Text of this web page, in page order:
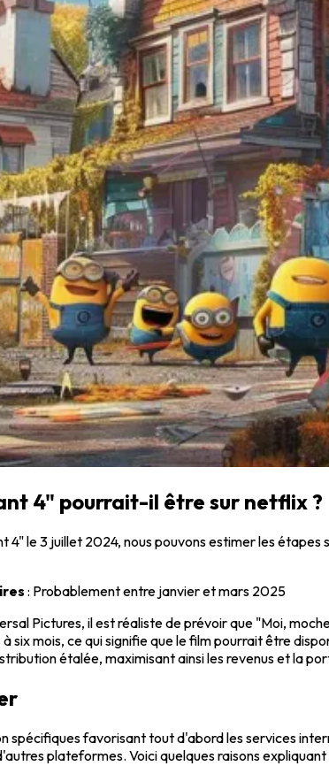
4" pourrait-il être sur netflix ?
4" le 3 juillet 2024, nous pouvons estimer les étapes
: Probablement entre janvier et mars 2025
Pictures, il est réaliste de prévoir que "Moi,
six mois, ce qui signifie que le film pourrait être
étalée, maximisant ainsi les revenus et la
favorisant tout d'abord les services
plateformes. Voici quelques raisons expliquant